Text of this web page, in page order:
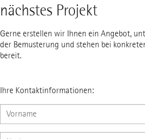
nächstes Projekt
Gerne erstellen wir Ihnen ein Angebot,
der Bemusterung und stehen bei
bereit.
Ihre Kontaktinformationen: